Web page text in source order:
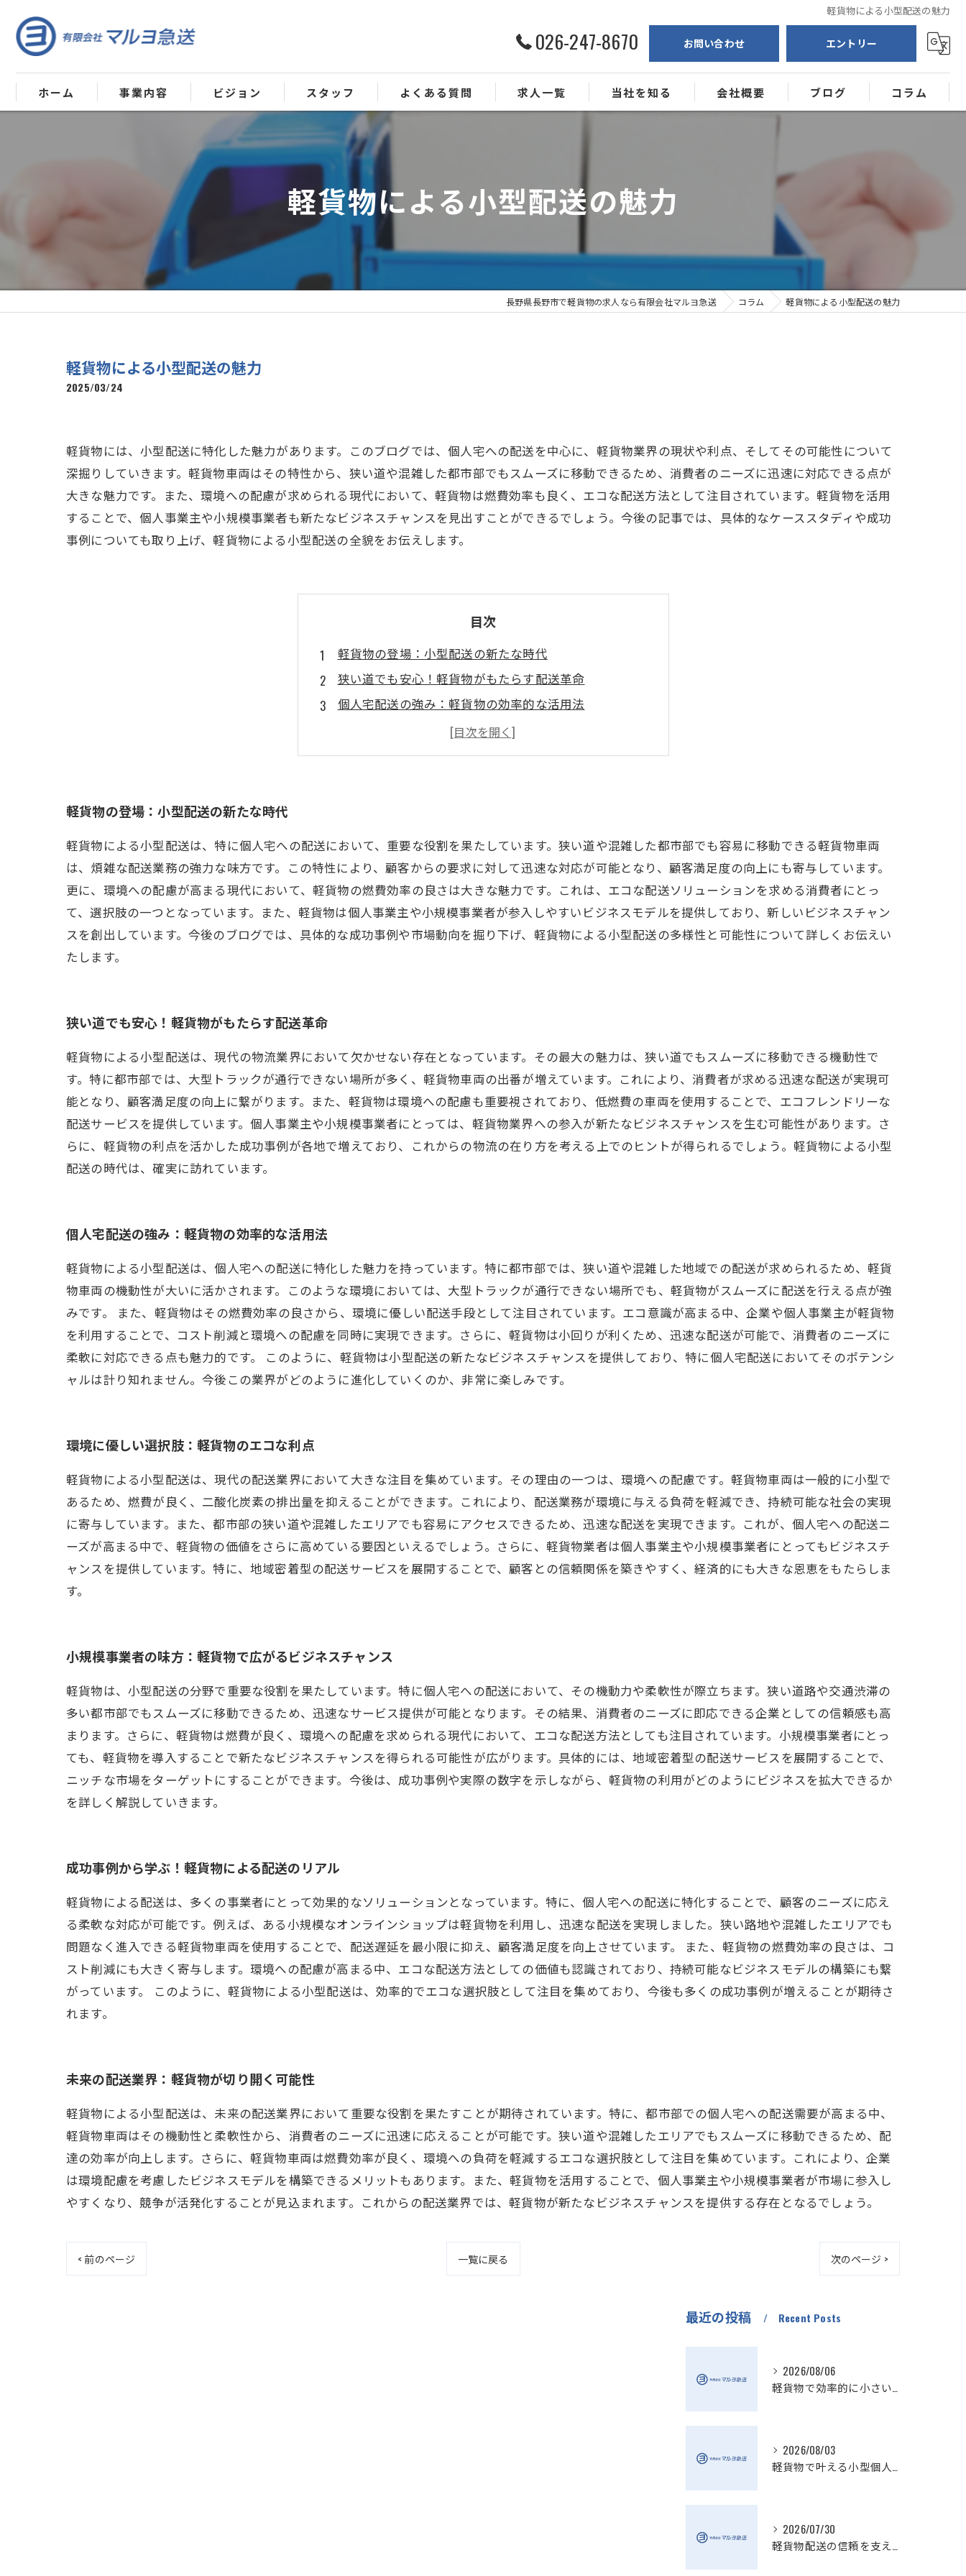
軽貨物による小型配送の魅力
026-247-8670 お問い合わせ エントリー
ホーム 事業内容 ビジョン スタッフ よくある質問 求人一覧 当社を知る
業務委託
会社概要 ブログ コラム
軽貨物による小型配送の魅力
長野県長野市で軽貨物の求人なら有限会社マルヨ急送 コラム 軽貨物による小型配送の魅力
軽貨物による小型配送の魅力
2025/03/24
軽貨物には、小型配送に特化した魅力があります。このブログでは、個人宅への配送を中心に、軽貨物業界の現状や利点、そしてその可能性について
深掘りしていきます。軽貨物車両はその特性から、狭い道や混雑した都市部でもスムーズに移動できるため、消費者のニーズに迅速に対応できる点が
大きな魅力です。また、環境への配慮が求められる現代において、軽貨物は燃費効率も良く、エコな配送方法として注目されています。軽貨物を活用
することで、個人事業主や小規模事業者も新たなビジネスチャンスを見出すことができるでしょう。今後の記事では、具体的なケーススタディや成功
事例についても取り上げ、軽貨物による小型配送の全貌をお伝えします。
目次
軽貨物の登場：小型配送の新たな時代
狭い道でも安心！軽貨物がもたらす配送革命
個人宅配送の強み：軽貨物の効率的な活用法
環境に優しい選択肢：軽貨物のエコな利点
小規模事業者の味方：軽貨物で広がるビジネスチャンス
軽貨物の登場：小型配送の新たな時代
軽貨物による小型配送は、特に個人宅への配送において、重要な役割を果たしています。狭い道や混雑した都市部でも容易に移動できる軽貨物車両
は、煩雑な配送業務の強力な味方です。この特性により、顧客からの要求に対して迅速な対応が可能となり、顧客満足度の向上にも寄与しています。
更に、環境への配慮が高まる現代において、軽貨物の燃費効率の良さは大きな魅力です。これは、エコな配送ソリューションを求める消費者にとっ
て、選択肢の一つとなっています。また、軽貨物は個人事業主や小規模事業者が参入しやすいビジネスモデルを提供しており、新しいビジネスチャン
スを創出しています。今後のブログでは、具体的な成功事例や市場動向を掘り下げ、軽貨物による小型配送の多様性と可能性について詳しくお伝えい
たします。
狭い道でも安心！軽貨物がもたらす配送革命
軽貨物による小型配送は、現代の物流業界において欠かせない存在となっています。その最大の魅力は、狭い道でもスムーズに移動できる機動性で
す。特に都市部では、大型トラックが通行できない場所が多く、軽貨物車両の出番が増えています。これにより、消費者が求める迅速な配送が実現可
能となり、顧客満足度の向上に繋がります。また、軽貨物は環境への配慮も重要視されており、低燃費の車両を使用することで、エコフレンドリーな
配送サービスを提供しています。個人事業主や小規模事業者にとっては、軽貨物業界への参入が新たなビジネスチャンスを生む可能性があります。さ
らに、軽貨物の利点を活かした成功事例が各地で増えており、これからの物流の在り方を考える上でのヒントが得られるでしょう。軽貨物による小型
配送の時代は、確実に訪れています。
個人宅配送の強み：軽貨物の効率的な活用法
軽貨物による小型配送は、個人宅への配送に特化した魅力を持っています。特に都市部では、狭い道や混雑した地域での配送が求められるため、軽貨
物車両の機動性が大いに活かされます。このような環境においては、大型トラックが通行できない場所でも、軽貨物がスムーズに配送を行える点が強
みです。 また、軽貨物はその燃費効率の良さから、環境に優しい配送手段として注目されています。エコ意識が高まる中、企業や個人事業主が軽貨物
を利用することで、コスト削減と環境への配慮を同時に実現できます。さらに、軽貨物は小回りが利くため、迅速な配送が可能で、消費者のニーズに
柔軟に対応できる点も魅力的です。 このように、軽貨物は小型配送の新たなビジネスチャンスを提供しており、特に個人宅配送においてそのポテンシ
ャルは計り知れません。今後この業界がどのように進化していくのか、非常に楽しみです。
環境に優しい選択肢：軽貨物のエコな利点
軽貨物による小型配送は、現代の配送業界において大きな注目を集めています。その理由の一つは、環境への配慮です。軽貨物車両は一般的に小型で
あるため、燃費が良く、二酸化炭素の排出量を抑えることができます。これにより、配送業務が環境に与える負荷を軽減でき、持続可能な社会の実現
に寄与しています。また、都市部の狭い道や混雑したエリアでも容易にアクセスできるため、迅速な配送を実現できます。これが、個人宅への配送ニ
ーズが高まる中で、軽貨物の価値をさらに高めている要因といえるでしょう。さらに、軽貨物業者は個人事業主や小規模事業者にとってもビジネスチ
ャンスを提供しています。特に、地域密着型の配送サービスを展開することで、顧客との信頼関係を築きやすく、経済的にも大きな恩恵をもたらしま
す。
小規模事業者の味方：軽貨物で広がるビジネスチャンス
軽貨物は、小型配送の分野で重要な役割を果たしています。特に個人宅への配送において、その機動力や柔軟性が際立ちます。狭い道路や交通渋滞の
多い都市部でもスムーズに移動できるため、迅速なサービス提供が可能となります。その結果、消費者のニーズに即応できる企業としての信頼感も高
まります。さらに、軽貨物は燃費が良く、環境への配慮を求められる現代において、エコな配送方法としても注目されています。小規模事業者にとっ
ても、軽貨物を導入することで新たなビジネスチャンスを得られる可能性が広がります。具体的には、地域密着型の配送サービスを展開することで、
ニッチな市場をターゲットにすることができます。今後は、成功事例や実際の数字を示しながら、軽貨物の利用がどのようにビジネスを拡大できるか
を詳しく解説していきます。
成功事例から学ぶ！軽貨物による配送のリアル
軽貨物による配送は、多くの事業者にとって効果的なソリューションとなっています。特に、個人宅への配送に特化することで、顧客のニーズに応え
る柔軟な対応が可能です。例えば、ある小規模なオンラインショップは軽貨物を利用し、迅速な配送を実現しました。狭い路地や混雑したエリアでも
問題なく進入できる軽貨物車両を使用することで、配送遅延を最小限に抑え、顧客満足度を向上させています。 また、軽貨物の燃費効率の良さは、コ
スト削減にも大きく寄与します。環境への配慮が高まる中、エコな配送方法としての価値も認識されており、持続可能なビジネスモデルの構築にも繋
がっています。 このように、軽貨物による小型配送は、効率的でエコな選択肢として注目を集めており、今後も多くの成功事例が増えることが期待さ
れます。
未来の配送業界：軽貨物が切り開く可能性
軽貨物による小型配送は、未来の配送業界において重要な役割を果たすことが期待されています。特に、都市部での個人宅への配送需要が高まる中、
軽貨物車両はその機動性と柔軟性から、消費者のニーズに迅速に応えることが可能です。狭い道や混雑したエリアでもスムーズに移動できるため、配
達の効率が向上します。さらに、軽貨物車両は燃費効率が良く、環境への負荷を軽減するエコな選択肢として注目を集めています。これにより、企業
は環境配慮を考慮したビジネスモデルを構築できるメリットもあります。また、軽貨物を活用することで、個人事業主や小規模事業者が市場に参入し
やすくなり、競争が活発化することが見込まれます。これからの配送業界では、軽貨物が新たなビジネスチャンスを提供する存在となるでしょう。
< 前のページ 一覧に戻る 次のページ >
最近の投稿 Recent Posts
2026/08/06
軽貨物で効率的に小さい配送を実現
2026/08/03
軽貨物で叶える小型個人宅配送の魅力
2026/07/30
軽貨物配送の信頼を支える小さい配送会社の特徴